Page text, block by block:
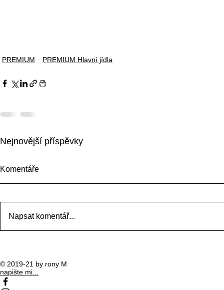
PREMIUM PREMIUM Hlavní jídla
Nejnovější příspěvky
Jak zdravě přibrat?
Komentáře
Napsat komentář...
© 2019-21 by rony M
napište mi...